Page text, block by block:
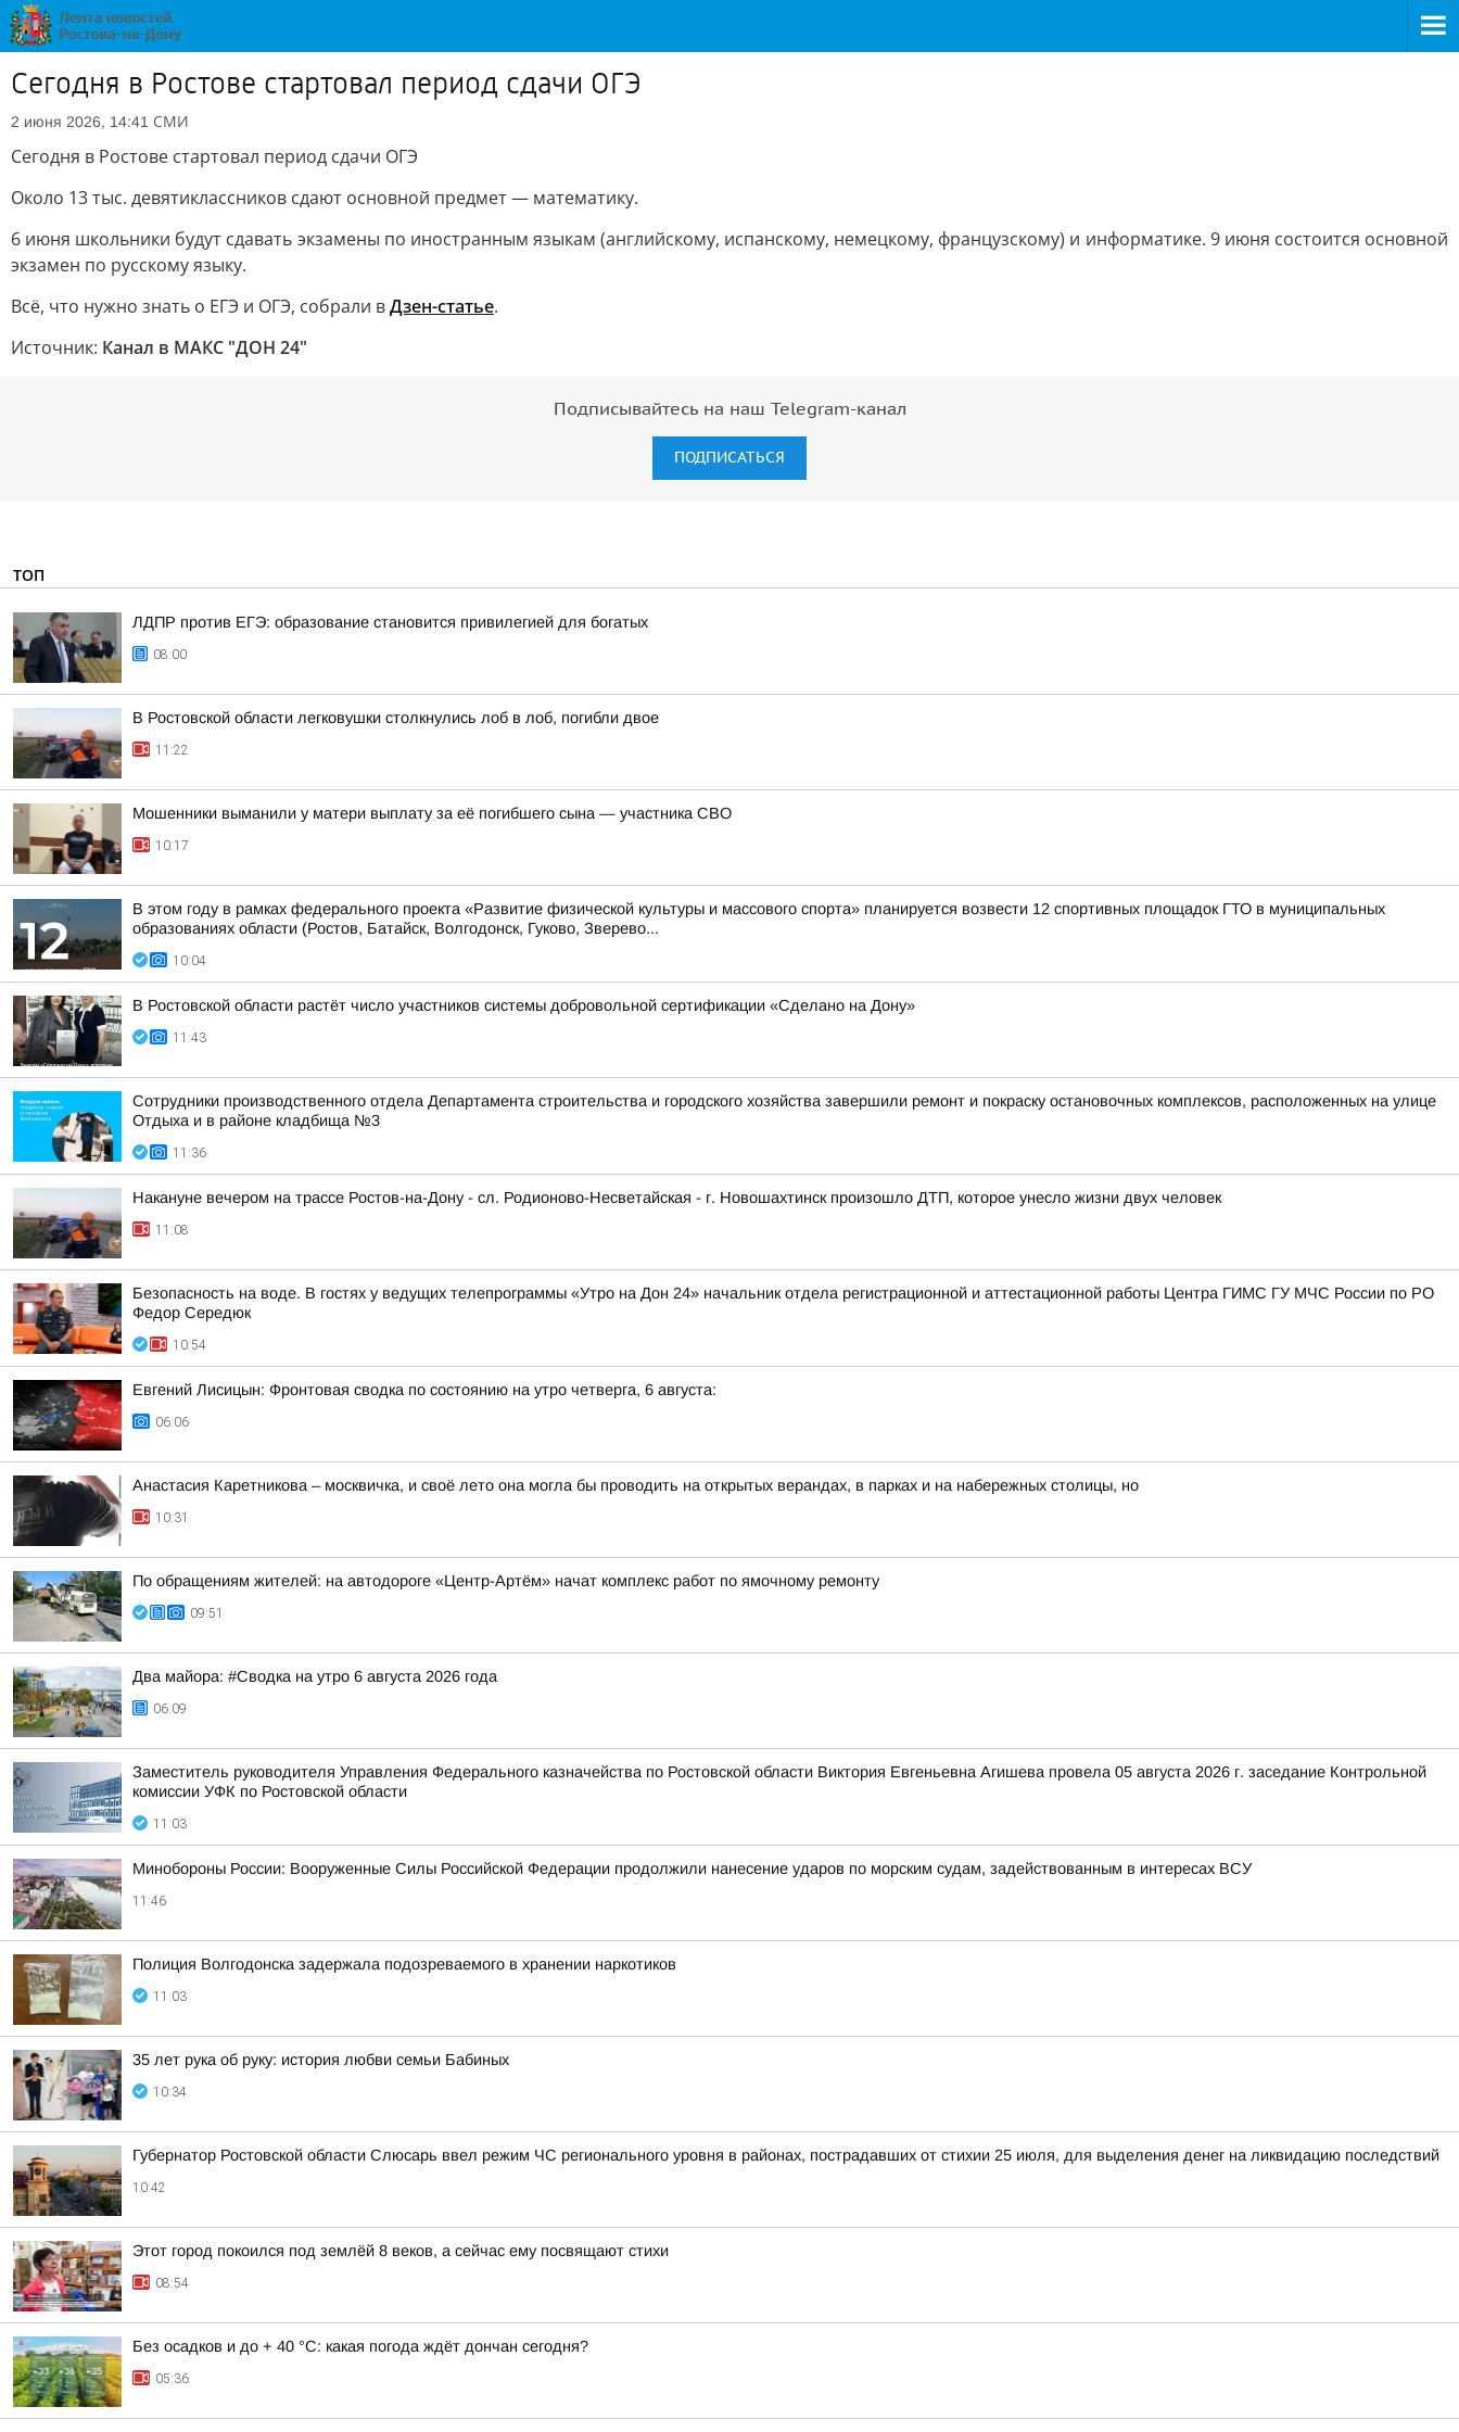
Сегодня в Ростове стартовал период сдачи ОГЭ
2 июня 2026, 14:41 СМИ
Сегодня в Ростове стартовал период сдачи ОГЭ
Около 13 тыс. девятиклассников сдают основной предмет — математику.
6 июня школьники будут сдавать экзамены по иностранным языкам (английскому, испанскому, немецкому, французскому) и информатике. 9 июня состоится основной
экзамен по русскому языку.
Всё, что нужно знать о ЕГЭ и ОГЭ, собрали вДзен-статье.
Источник: Канал в МАКС "ДОН 24"
Подписывайтесь на наш Telegram-канал
ПОДПИСАТЬСЯ
ТОП
ЛДПР против ЕГЭ: образование становится привилегией для богатых
08:00
В Ростовской области легковушки столкнулись лоб в лоб, погибли двое
11:22
Мошенники выманили у матери выплату за её погибшего сына — участника СВО
10:17
В этом году в рамках федерального проекта «Развитие физической культуры и массового спорта» планируется возвести 12 спортивных площадок ГТО в муниципальных
образованиях области (Ростов, Батайск, Волгодонск, Гуково, Зверево...
10:04
В Ростовской области растёт число участников системы добровольной сертификации «Сделано на Дону»
11:43
Сотрудники производственного отдела Департамента строительства и городского хозяйства завершили ремонт и покраску остановочных комплексов, расположенных на улице
Отдыха и в районе кладбища №3
11:36
Накануне вечером на трассе Ростов-на-Дону - сл. Родионово-Несветайская - г. Новошахтинск произошло ДТП, которое унесло жизни двух человек
11:08
Безопасность на воде. В гостях у ведущих телепрограммы «Утро на Дон 24» начальник отдела регистрационной и аттестационной работы Центра ГИМС ГУ МЧС России по РО
Федор Середюк
10:54
Евгений Лисицын: Фронтовая сводка по состоянию на утро четверга, 6 августа:
06:06
Анастасия Каретникова – москвичка, и своё лето она могла бы проводить на открытых верандах, в парках и на набережных столицы, но
10:31
По обращениям жителей: на автодороге «Центр-Артём» начат комплекс работ по ямочному ремонту
09:51
Два майора: #Сводка на утро 6 августа 2026 года
06:09
Заместитель руководителя Управления Федерального казначейства по Ростовской области Виктория Евгеньевна Агишева провела 05 августа 2026 г. заседание Контрольной
комиссии УФК по Ростовской области
11:03
Минобороны России: Вооруженные Силы Российской Федерации продолжили нанесение ударов по морским судам, задействованным в интересах ВСУ
11:46
Полиция Волгодонска задержала подозреваемого в хранении наркотиков
11:03
35 лет рука об руку: история любви семьи Бабиных
10:34
Губернатор Ростовской области Слюсарь ввел режим ЧС регионального уровня в районах, пострадавших от стихии 25 июля, для выделения денег на ликвидацию последствий
10:42
Этот город покоился под землёй 8 веков, а сейчас ему посвящают стихи
08:54
Без осадков и до + 40 °С: какая погода ждёт дончан сегодня?
05:36